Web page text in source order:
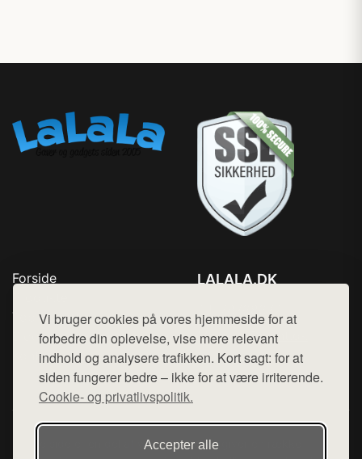
Vi bruger cookies på vores hjemmeside for at
forbedre din oplevelse, vise mere relevant
indhold og analysere trafikken. Kort sagt: for at
siden fungerer bedre – ikke for at være irriterende.
Cookie- og privatlivspolitik.
Accepter alle
Forside
Top Rabatter
Blog
Kontakt
LALALA.DK
Mail: hej@want.dk
Cookie- og privatlivspolitik
Denne side er en del af want.dk, der udgiver en række